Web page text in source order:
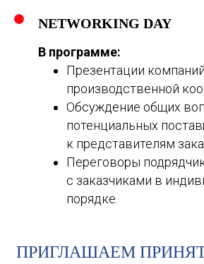
NETWORKING DAY
В программе:
Презентации
производственной
Обсуждение общих
потенциальных
к представителям
Переговоры
с заказчиками в
порядке.
ПРИГЛАШАЕМ